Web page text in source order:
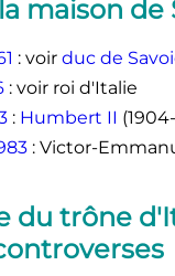
maison de
: voir duc de
: voir roi d'Italie
: Humbert II
: Victor-
du trône